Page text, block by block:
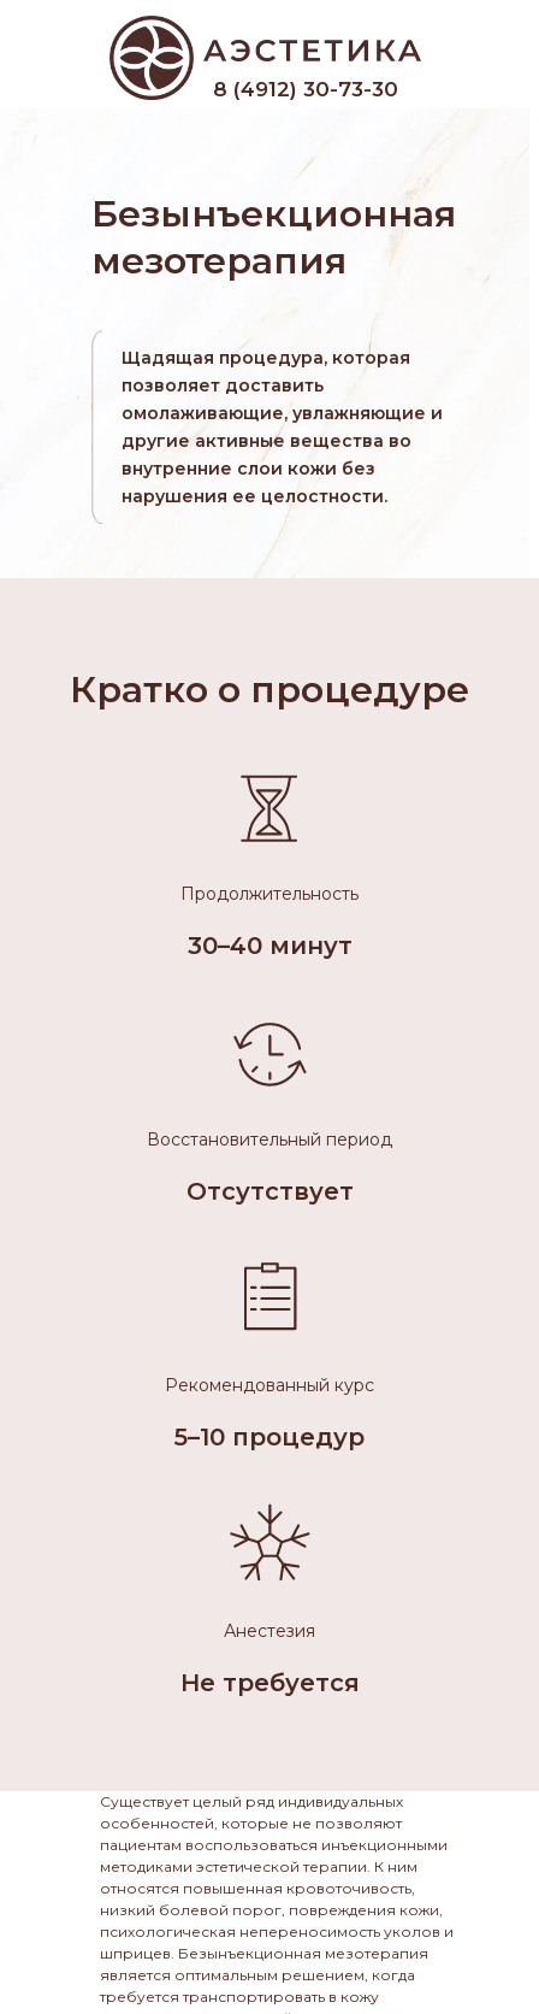
8 (4912) 30-73-30
Безынъекционная
мезотерапия
Щадящая процедура, которая
позволяет доставить
омолаживающие, увлажняющие и
другие активные вещества во
внутренние слои кожи без
нарушения ее целостности.
Кратко о процедуре
Продолжительность
30–40 минут
Восстановительный период
Отсутствует
Рекомендованный курс
5–10 процедур
Анестезия
Не требуется
Существует целый ряд индивидуальных
особенностей, которые не позволяют
пациентам воспользоваться инъекционными
методиками эстетической терапии. К ним
относятся повышенная кровоточивость,
низкий болевой порог, повреждения кожи,
психологическая непереносимость уколов и
шприцев. Безынъекционная мезотерапия
является оптимальным решением, когда
требуется транспортировать в кожу